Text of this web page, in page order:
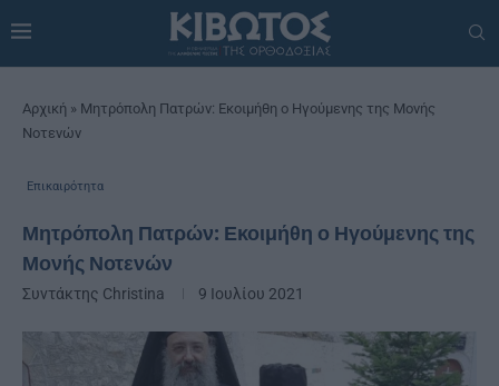
Αρχική » Μητρόπολη Πατρών: Εκοιμήθη ο Ηγούμενης της Μονής
Νοτενών
Επικαιρότητα
Μητρόπολη Πατρών: Εκοιμήθη ο Ηγούμενης της
Μονής Νοτενών
Συντάκτης Christina 9 Ιουλίου 2021